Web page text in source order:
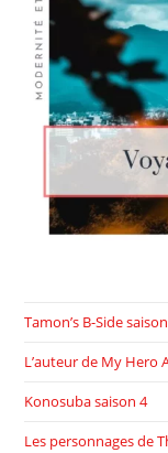
Tamon’s B-Side
L’auteur de My Hero
Konosuba saison 4
Les personnages de